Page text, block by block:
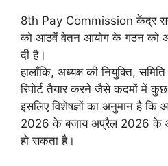
8th Pay Commission केंद्र
को आठवें वेतन आयोग के गठन को
दी है।
हालाँकि, अध्यक्ष की नियुक्ति,
रिपोर्ट तैयार करने जैसे कदमों में
इसलिए विशेषज्ञों का अनुमान है कि
2026 के बजाय अप्रैल 2026 के
हो सकता है।